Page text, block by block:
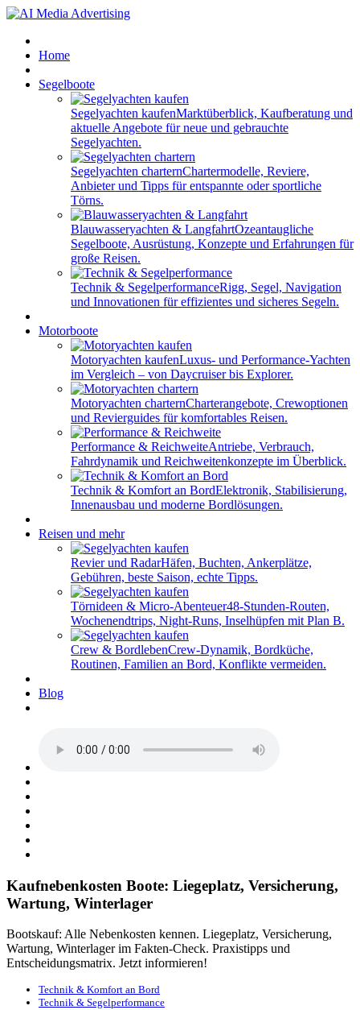
Home
Segelboote
Segelyachten kaufenMarktüberblick, Kaufberatung und
aktuelle Angebote für neue und gebrauchte
Segelyachten.
Segelyachten charternChartermodelle, Reviere,
Anbieter und Tipps für entspannte oder sportliche
Törns.
Blauwasseryachten & LangfahrtOzeantaugliche
Segelboote, Ausrüstung, Konzepte und Erfahrungen für
große Reisen.
Technik & SegelperformanceRigg, Segel, Navigation
und Innovationen für effizientes und sicheres Segeln.
Motorboote
Motoryachten kaufenLuxus- und Performance-Yachten
im Vergleich – von Daycruiser bis Explorer.
Motoryachten charternCharterangebote, Crewoptionen
und Revierguides für komfortables Reisen.
Performance & ReichweiteAntriebe, Verbrauch,
Fahrdynamik und Reichweitenkonzepte im Überblick.
Technik & Komfort an BordElektronik, Stabilisierung,
Innenausbau und moderne Bordlösungen.
Reisen und mehr
Revier und RadarHäfen, Buchten, Ankerplätze,
Gebühren, beste Saison, echte Tipps.
Törnideen & Micro-Abenteuer48-Stunden-Routen,
Wochenendtrips, Night-Runs, Inselhüpfen mit Plan B.
Crew & BordlebenCrew-Dynamik, Bordküche,
Routinen, Familien an Bord, Konflikte vermeiden.
Blog
Kaufnebenkosten Boote: Liegeplatz, Versicherung,
Wartung, Winterlager
Bootskauf: Alle Nebenkosten kennen. Liegeplatz, Versicherung,
Wartung, Winterlager im Fakten-Check. Praxistipps und
Entscheidungsmatrix. Jetzt informieren!
Technik & Komfort an Bord
Technik & Segelperformance